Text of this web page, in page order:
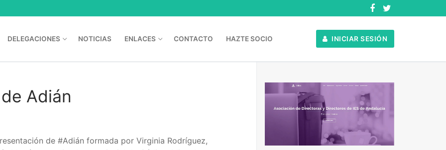
DELEGACIONES NOTICIAS ENLACES CONTACTO HAZTE SOCIO INICIAR SESIÓN
Adián
de #Adián formada por Virginia Rodríguez,